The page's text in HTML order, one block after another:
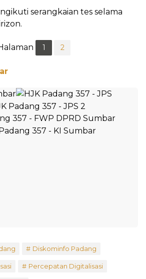
serangkaian tes selama
1 2
Diskominfo Padang
Percepatan Digitalisasi